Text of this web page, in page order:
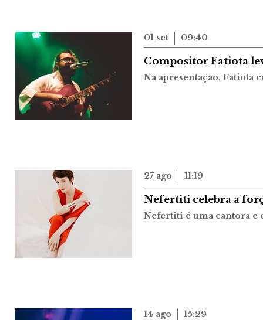
01 set 09:40
Compositor Fatiota
Na apresentação, Fatiota
27 ago 11:19
Nefertiti celebra a
Nefertiti é uma cantora e
14 ago 15:29